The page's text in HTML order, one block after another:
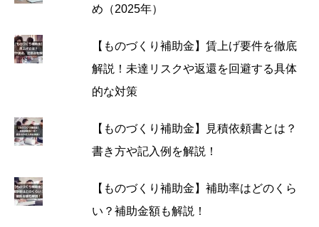
め（2025年）
【ものづくり補助金】賃上げ要件を徹底
解説！未達リスクや返還を回避する具体
的な対策
【ものづくり補助金】見積依頼書とは？
書き方や記入例を解説！
【ものづくり補助金】補助率はどのくら
い？補助金額も解説！